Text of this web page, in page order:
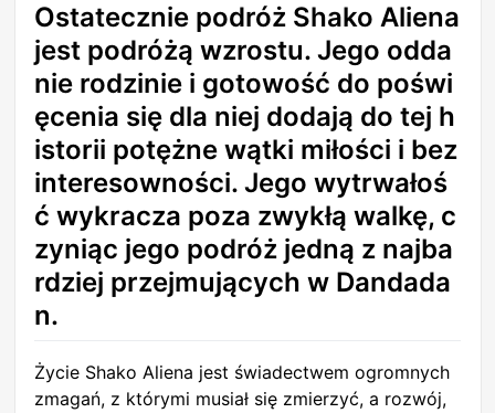
Ostatecznie podróż Shako Aliena
jest podróżą wzrostu. Jego odda
nie rodzinie i gotowość do poświ
ęcenia się dla niej dodają do tej h
istorii potężne wątki miłości i bez
interesowności. Jego wytrwałoś
ć wykracza poza zwykłą walkę, c
zyniąc jego podróż jedną z najba
rdziej przejmujących w Dandada
n.
Życie Shako Aliena jest świadectwem ogromnych
zmagań, z którymi musiał się zmierzyć, a rozwój,